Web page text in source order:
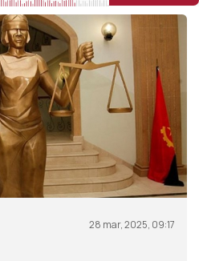
28 mar, 2025, 09:17